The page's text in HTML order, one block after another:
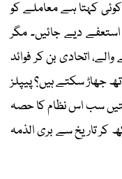
کہتا ہے معاملے کو
دیے جائیں۔ مگر
اتحادی بن کر فوائد
جھاڑ سکتے ہیں؟ پیپلز
سب اس نظام کا حصہ
کر تاریخ سے بری الذمہ